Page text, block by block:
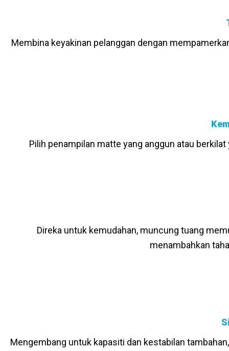
Membina keyakinan pelanggan dengan
Pilih penampilan matte yang anggun atau
Direka untuk kemudahan, muncung tuang
menambahkan
Mengembang untuk kapasiti dan kestabilan